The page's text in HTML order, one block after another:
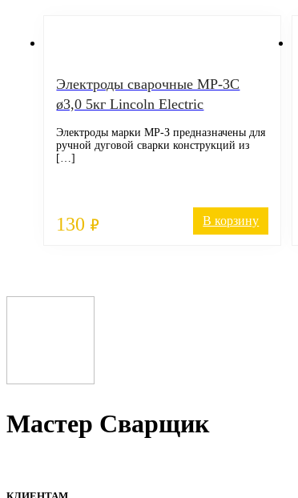
Электроды сварочные МР-3С
ø3,0 5кг Lincoln Electric
130 ₽
Электроды марки МР-З предназначены для
ручной дуговой сварки конструкций из
[…]
В корзину
Мастер Сварщик